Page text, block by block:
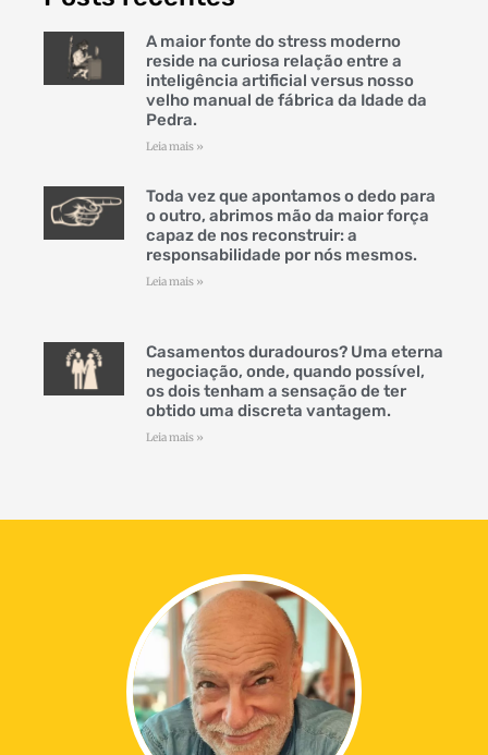
A maior fonte do stress moderno
reside na curiosa relação entre a
inteligência artificial versus nosso
velho manual de fábrica da Idade da
Pedra.
Leia mais »
Toda vez que apontamos o dedo para
o outro, abrimos mão da maior força
capaz de nos reconstruir: a
responsabilidade por nós mesmos.
Leia mais »
Casamentos duradouros? Uma eterna
negociação, onde, quando possível,
os dois tenham a sensação de ter
obtido uma discreta vantagem.
Leia mais »